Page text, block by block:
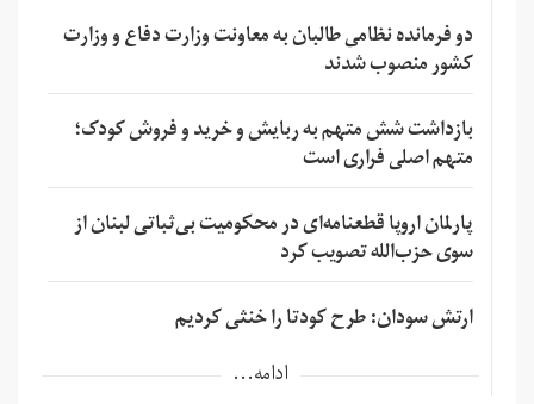
دو فرمانده نظامی طالبان به معاونت وزارت دفاع و وزارت
کشور منصوب شدند
بازداشت شش متهم به ربایش و خرید و فروش کودک؛
متهم اصلی فراری است
پارلمان اروپا قطعنامه‌ای در محکومیت بی‌ثباتی لبنان از
سوی حزب‌الله تصویب کرد
ارتش سودان: طرح کودتا را خنثی کردیم
ادامه...